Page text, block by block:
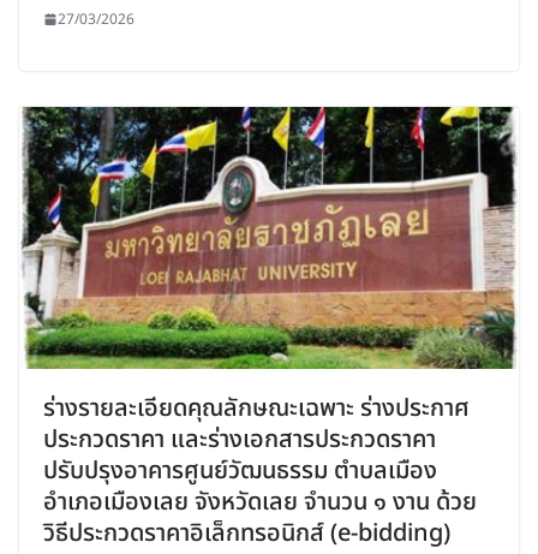
27/03/2026
ร่างรายละเอียดคุณลักษณะเฉพาะ ร่างประกาศ
ประกวดราคา และร่างเอกสารประกวดราคา
ปรับปรุงอาคารศูนย์วัฒนธรรม ตำบลเมือง
อำเภอเมืองเลย จังหวัดเลย จำนวน ๑ งาน ด้วย
วิธีประกวดราคาอิเล็กทรอนิกส์ (e-bidding)